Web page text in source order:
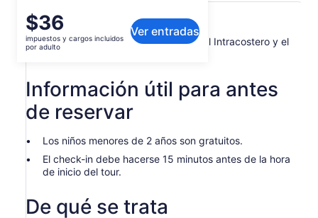
El
precio
es
de
por
adulto
$36
impuestos y cargos incluidos
por adulto
Ver entradas
Qué incluye o no
Paseo en lancha rápida por el Canal Intracostero y el
Información útil para antes
de reservar
Los niños menores de 2 años son gratuitos.
El check-in debe hacerse 15 minutos antes de la hora
de inicio del tour.
De qué se trata